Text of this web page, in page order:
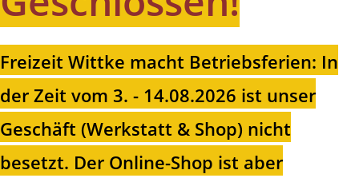
Freizeit Wittke macht Betriebsferien: In
der Zeit vom 3. - 14.08.2026 ist unser
Geschäft (Werkstatt & Shop) nicht
besetzt. Der Online-Shop ist aber